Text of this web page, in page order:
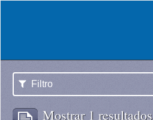
Filtro
Mostrar 1 resultados